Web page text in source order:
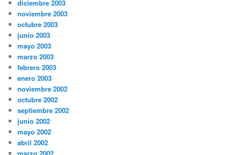
diciembre 2003
noviembre 2003
octubre 2003
junio 2003
mayo 2003
marzo 2003
febrero 2003
enero 2003
noviembre 2002
octubre 2002
septiembre 2002
junio 2002
mayo 2002
abril 2002